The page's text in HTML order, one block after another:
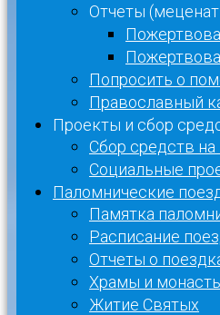
Отчеты
Попросить о
Православный
Проекты и сбор
Сбор средств
Социальные
Паломнические
Памятка
Расписание
Отчеты о
Храмы и
Житие Святых